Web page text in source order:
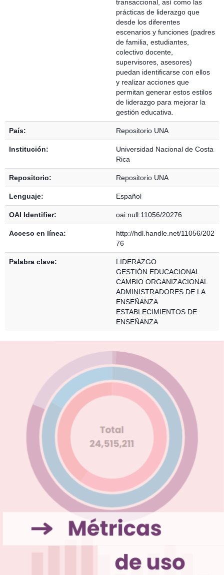
transaccional, así como las
prácticas de liderazgo que
desde los diferentes
escenarios y funciones (padres
de familia, estudiantes,
colectivo docente,
supervisores, asesores)
puedan identificarse con ellos
y realizar acciones que
permitan generar estos estilos
de liderazgo para mejorar la
gestión educativa.
País: Repositorio UNA
Institución:
Universidad Nacional de Costa
Rica
Repositorio: Repositorio UNA
Lenguaje: Español
OAI Identifier: oai:null:11056/20276
Acceso en línea:
http://hdl.handle.net/11056/202
76
Palabra clave:
LIDERAZGO
GESTIÓN EDUCACIONAL
CAMBIO ORGANIZACIONAL
ADMINISTRADORES DE LA
ENSEÑANZA
ESTABLECIMIENTOS DE
ENSEÑANZA